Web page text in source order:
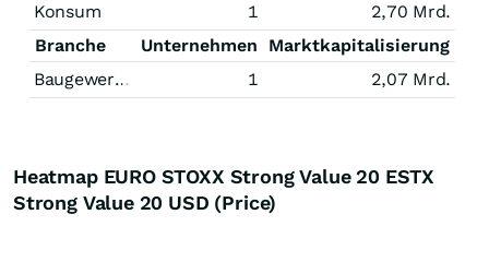
Konsum
1
2,70 Mrd.
Branche
Unternehmen
Marktkapitalisierung
Baugewerbe
1 2,07 Mrd.
Heatmap EURO STOXX Strong Value 20 ESTX
Strong Value 20 USD (Price)